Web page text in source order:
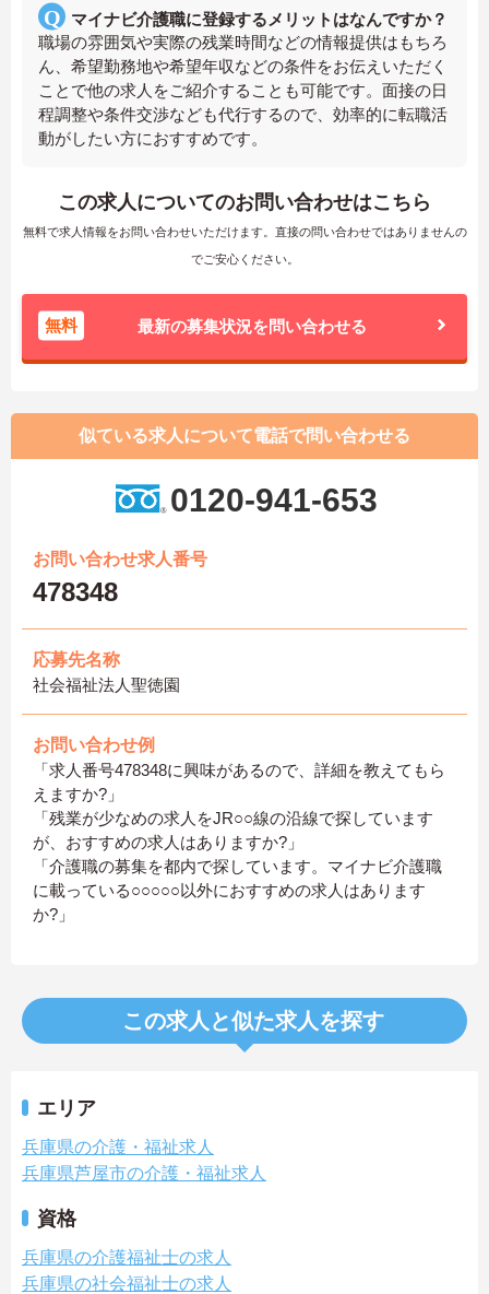
マイナビ介護職に登録するメリットはなんですか？
職場の雰囲気や実際の残業時間などの情報提供はもちろ
ん、希望勤務地や希望年収などの条件をお伝えいただく
ことで他の求人をご紹介することも可能です。面接の日
程調整や条件交渉なども代行するので、効率的に転職活
動がしたい方におすすめです。
この求人についてのお問い合わせはこちら
無料で求人情報をお問い合わせいただけます。直接の問い合わせではありませんの
でご安心ください。
無料 最新の募集状況を問い合わせる
似ている求人について電話で問い合わせる
0120-941-653
お問い合わせ求人番号
478348
応募先名称
社会福祉法人聖徳園
お問い合わせ例
「求人番号478348に興味があるので、詳細を教えてもら
えますか?」
「残業が少なめの求人をJR○○線の沿線で探しています
が、おすすめの求人はありますか?」
「介護職の募集を都内で探しています。マイナビ介護職
に載っている○○○○○以外におすすめの求人はあります
か?」
この求人と似た求人を探す
エリア
兵庫県の介護・福祉求人
兵庫県芦屋市の介護・福祉求人
資格
兵庫県の介護福祉士の求人
兵庫県の社会福祉士の求人